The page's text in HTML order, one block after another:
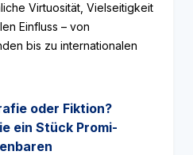
Virtuosität, Vielseitigkeit
Einfluss – von
bis zu internationalen
oder Fiktion?
ein Stück Promi-